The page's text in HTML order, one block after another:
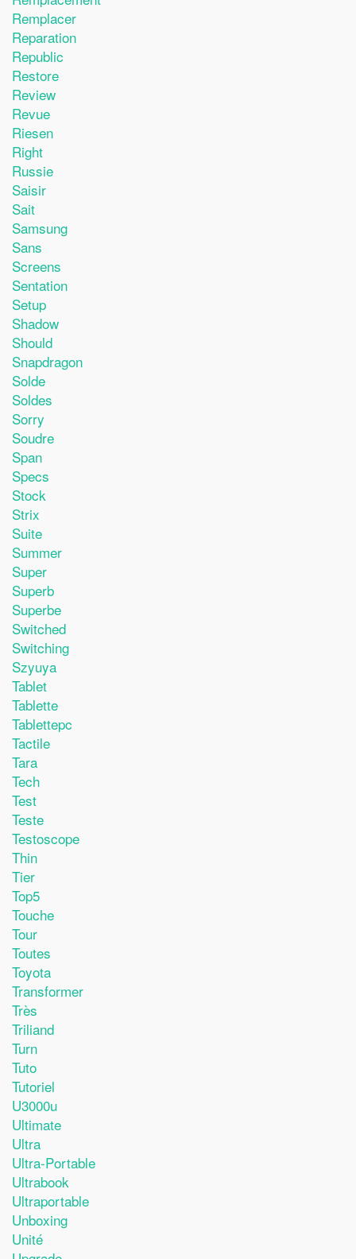
Remplacer
Reparation
Republic
Restore
Review
Revue
Riesen
Right
Russie
Saisir
Sait
Samsung
Sans
Screens
Sentation
Setup
Shadow
Should
Snapdragon
Solde
Soldes
Sorry
Soudre
Span
Specs
Stock
Strix
Suite
Summer
Super
Superb
Superbe
Switched
Switching
Szyuya
Tablet
Tablette
Tablettepc
Tactile
Tara
Tech
Test
Teste
Testoscope
Thin
Tier
Top5
Touche
Tour
Toutes
Toyota
Transformer
Très
Triliand
Turn
Tuto
Tutoriel
U3000u
Ultimate
Ultra
Ultra-Portable
Ultrabook
Ultraportable
Unboxing
Unité